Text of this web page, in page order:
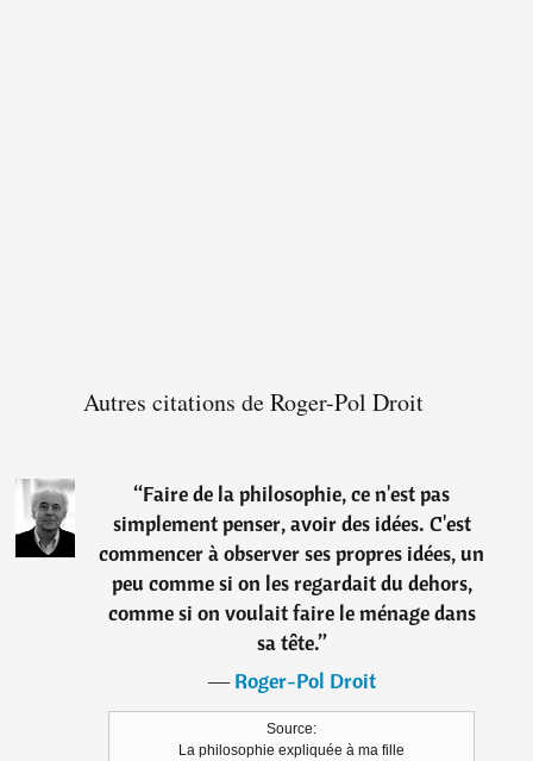
Autres citations de Roger-Pol Droit
“Faire de la philosophie, ce n'est pas
simplement penser, avoir des idées. C'est
commencer à observer ses propres idées, un
peu comme si on les regardait du dehors,
comme si on voulait faire le ménage dans
sa tête.”
―Roger-Pol Droit
Source:
La philosophie expliquée à ma fille